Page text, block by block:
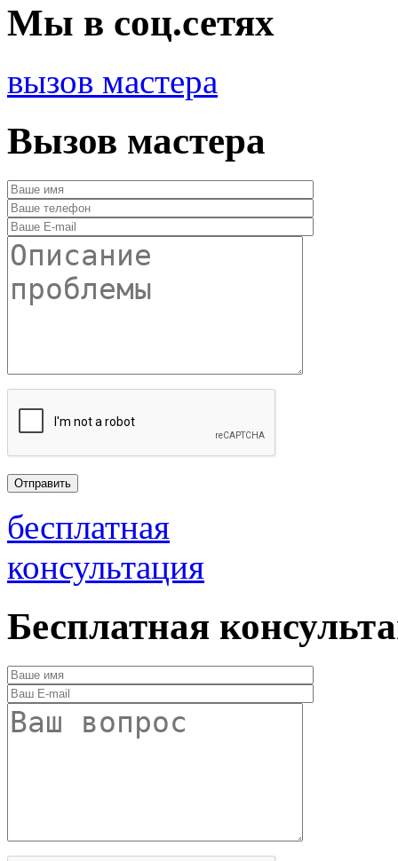
Мы в соц.сетях
вызов мастера
Вызов мастера
бесплатная
консультация
Бесплатная